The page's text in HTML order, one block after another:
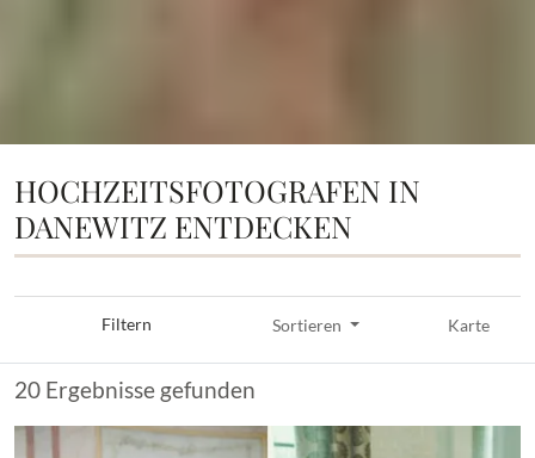
HOCHZEITSFOTOGRAFEN IN
DANEWITZ ENTDECKEN
Filtern Sortieren Karte
20 Ergebnisse gefunden